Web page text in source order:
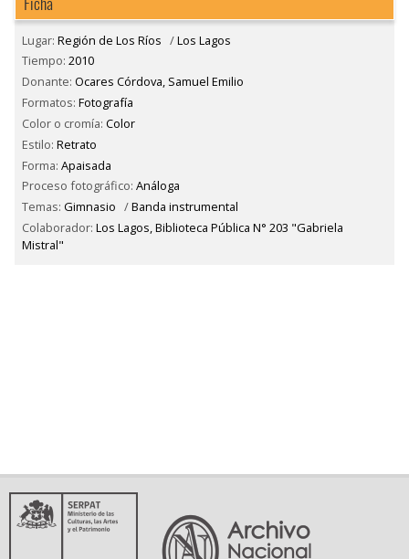
Lugar: Región de Los Ríos /Los Lagos
Tiempo: 2010
Donante: Ocares Córdova, Samuel Emilio
Formatos: Fotografía
Color o cromía: Color
Estilo: Retrato
Forma: Apaisada
Proceso fotográfico: Análoga
Temas: Gimnasio /Banda instrumental
Colaborador: Los Lagos, Biblioteca Pública N° 203 "Gabriela
Mistral"